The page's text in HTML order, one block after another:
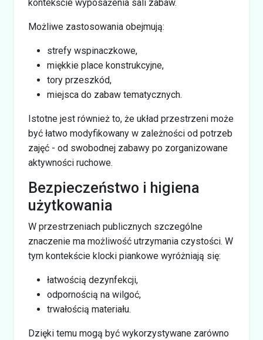
kontekście wyposażenia sali zabaw.
Możliwe zastosowania obejmują:
strefy wspinaczkowe,
miękkie place konstrukcyjne,
tory przeszkód,
miejsca do zabaw tematycznych.
Istotne jest również to, że układ przestrzeni może
być łatwo modyfikowany w zależności od potrzeb
zajęć - od swobodnej zabawy po zorganizowane
aktywności ruchowe.
Bezpieczeństwo i higiena
użytkowania
W przestrzeniach publicznych szczególne
znaczenie ma możliwość utrzymania czystości. W
tym kontekście klocki piankowe wyróżniają się:
łatwością dezynfekcji,
odpornością na wilgoć,
trwałością materiału.
Dzięki temu mogą być wykorzystywane zarówno